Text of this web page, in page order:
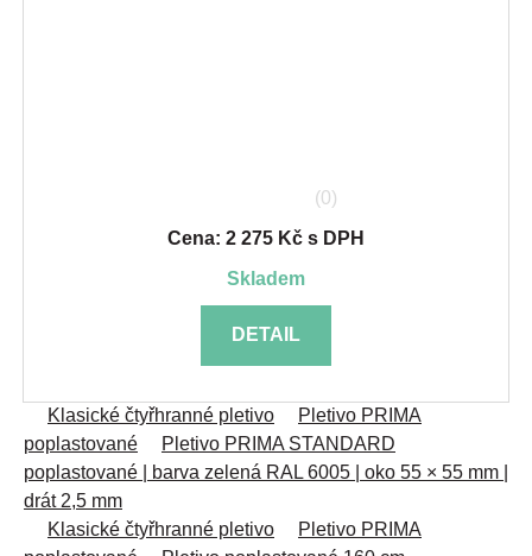
(0)
Cena: 2 275 Kč s DPH
skladem
DETAIL
Klasické čtyřhranné pletivo
Pletivo PRIMA
poplastované
Pletivo PRIMA STANDARD
poplastované | barva zelená RAL 6005 | oko 55 × 55 mm |
drát 2,5 mm
Klasické čtyřhranné pletivo
Pletivo PRIMA